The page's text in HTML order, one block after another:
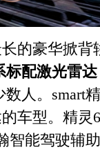
的豪华掀背
标配激光雷达
人。smart
车型。精灵
智能驾驶辅